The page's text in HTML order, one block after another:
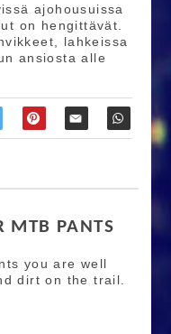
ajohousuissa
on hengittävät.
lahkeissa
ansiosta alle
MTB PANTS
you are well
dirt on the trail.